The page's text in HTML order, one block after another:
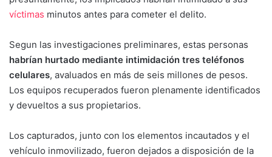
víctimas minutos antes para cometer el delito.
Segun las investigaciones preliminares, estas personas
habrían hurtado mediante intimidación tres teléfonos
celulares, avaluados en más de seis millones de pesos.
Los equipos recuperados fueron plenamente identificados
y devueltos a sus propietarios.
Los capturados, junto con los elementos incautados y el
vehículo inmovilizado, fueron dejados a disposición de la